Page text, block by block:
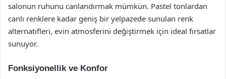
salonun ruhunu canlandırmak mümkün. Pastel tonlardan
canlı renklere kadar geniş bir yelpazede sunulan renk
alternatifleri, evin atmosferini değiştirmek için ideal fırsatlar
sunuyor.
Fonksiyonellik ve Konfor